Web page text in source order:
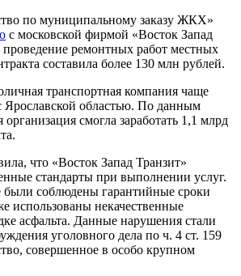
по муниципальному заказу ЖКХ»
с московской фирмой «Восток Запад
проведение ремонтных работ местных
составила более 130 млн рублей.
транспортная компания чаще
Ярославской областью. По данным
смогла заработать 1,1 млрд
что «Восток Запад Транзит»
стандарты при выполнении услуг.
были соблюдены гарантийные сроки
использованы некачественные
асфальта. Данные нарушения стали
уголовного дела по ч. 4 ст. 159
совершенное в особо крупном